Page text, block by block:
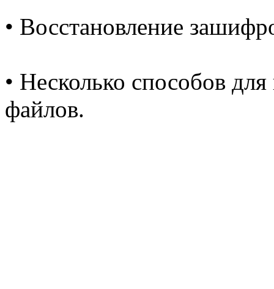
• Восстановление
• Несколько способов
файлов.